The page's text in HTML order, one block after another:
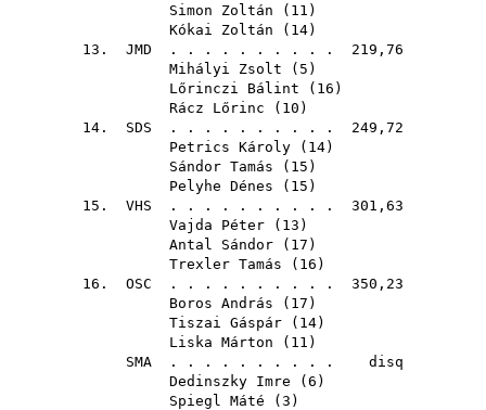
Simon Zoltán ( 11 )
Kókai Zoltán ( 14)
13. JMD . . . . . . . . . . 219,76
Mihályi Zsolt ( 5 )
Lőrinczi Bálint ( 16 )
Rácz Lőrinc ( 10 )
14. SDS . . . . . . . . . . 249,72
Petrics Károly ( 14)
Sándor Tamás ( 15 )
Pelyhe Dénes ( 15 )
15. VHS . . . . . . . . . . 301,63
Vajda Péter ( 13 )
Antal Sándor ( 17 )
Trexler Tamás ( 16 )
16. OSC . . . . . . . . . . 350,23
Boros András ( 17 )
Tiszai Gáspár ( 14)
Liska Márton ( 11 )
SMA . . . . . . . . . . disq
Dedinszky Imre ( 6 )
Spiegl Máté ( 3 )